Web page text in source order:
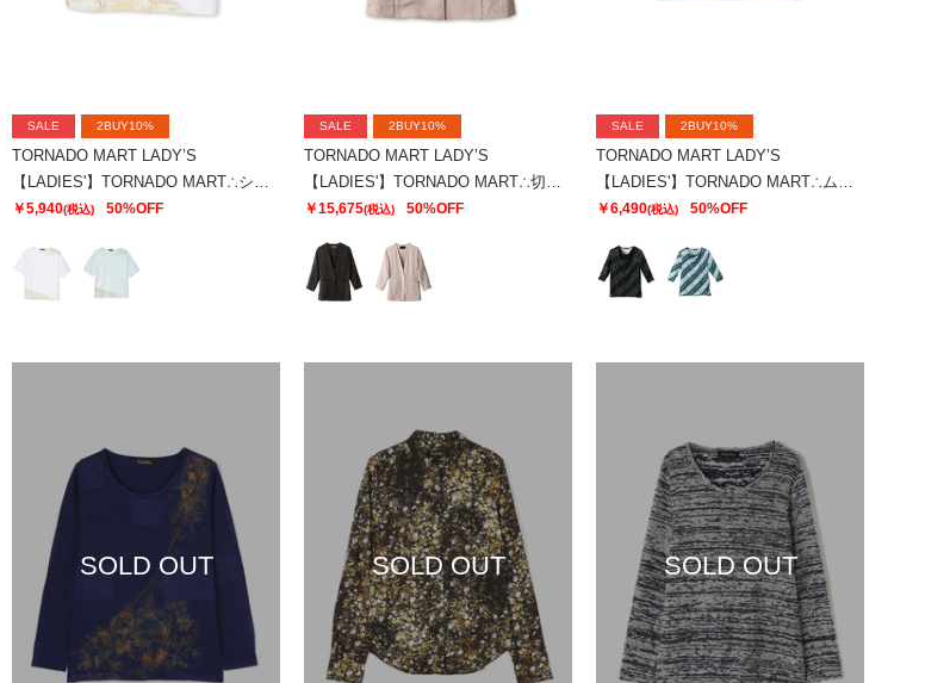
SALE 2BUY10%
TORNADO MART LADY’S
￥5,940(税込) 50%OFF
SALE 2BUY10%
TORNADO MART LADY’S
￥15,675(税込) 50%OFF
SALE 2BUY10%
TORNADO MART LADY’S
￥6,490(税込) 50%OFF
SOLD OUT SOLD OUT SOLD OUT